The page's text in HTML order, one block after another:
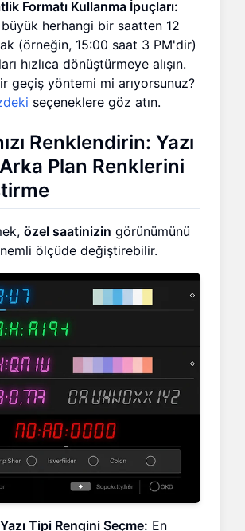
Formatı Kullanma İpuçları:
herhangi bir saatten 12
(örneğin, 15:00 saat 3 PM'dir)
hızlıca dönüştürmeye alışın.
geçiş yöntemi mi arıyorsunuz?
seçeneklere göz atın.
Renklendirin: Yazı
Plan Renklerini
özel saatinizin görünümünü
ölçüde değiştirebilir.
Tipi Rengini Seçme: En